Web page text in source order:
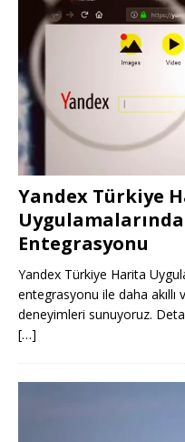
Yandex Türkiye
Entegrasyonu
Yandex Türkiye Harita
entegrasyonu ile daha akıllı
deneyimleri sunuyoruz.
[…]